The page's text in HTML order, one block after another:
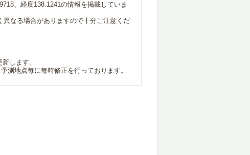
、経度138.1241の情報を掲載していま
なる場合がありますので十分ご注意くだ
します。
測地点毎に毎時修正を行っております。